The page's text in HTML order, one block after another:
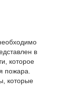
в
которое
пожара.
которые